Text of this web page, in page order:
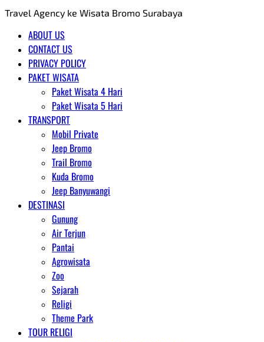
Travel Agency ke Wisata Bromo Surabaya
ABOUT US
CONTACT US
PRIVACY POLICY
PAKET WISATA
Paket Wisata 4 Hari
Paket Wisata 5 Hari
TRANSPORT
Mobil Private
Jeep Bromo
Trail Bromo
Kuda Bromo
Jeep Banyuwangi
DESTINASI
Gunung
Air Terjun
Pantai
Agrowisata
Zoo
Sejarah
Religi
Theme Park
TOUR RELIGI